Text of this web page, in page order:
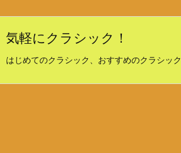
気軽にクラシック！
はじめてのクラシック、おすすめのクラシック